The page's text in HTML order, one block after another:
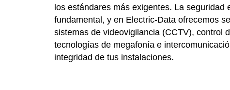
los estándares más exigentes. La seguridad
fundamental, y en Electric-Data ofrecemos
sistemas de videovigilancia (CCTV), control
tecnologías de megafonía e
integridad de tus instalaciones.